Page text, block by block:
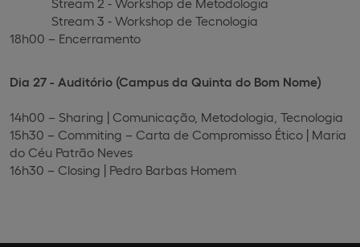
Stream 3 - Workshop de Tecnologia
18h00 – Encerramento
Dia 27 - Auditório (Campus da Quinta do Bom Nome)
14h00 – Sharing | Comunicação, Metodologia, Tecnologia
15h30 – Commiting – Carta de Compromisso Ético | Maria
do Céu Patrão Neves
16h30 – Closing | Pedro Barbas Homem